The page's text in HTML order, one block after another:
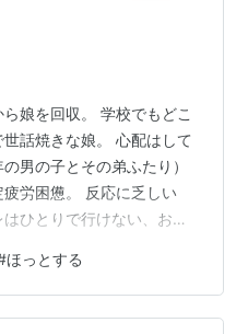
娘を回収。 学校でもどこ
話焼きな娘。 心配はして
男の子とその弟ふたり）
労困憊。 反応に乏しい
ひとりで行けない、お風
甘えんぼな彼女が、どれだ
すると微笑ましい。 くる
きたら、ヘロヘロになり
ほっとする